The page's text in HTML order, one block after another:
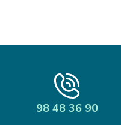
98 48 36 90